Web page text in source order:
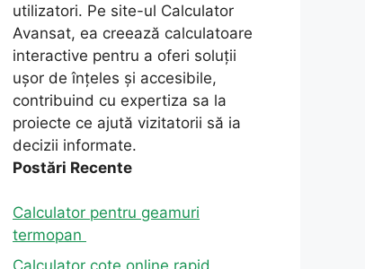
utilizatori. Pe site-ul Calculator
Avansat, ea creează calculatoare
interactive pentru a oferi soluții
ușor de înțeles și accesibile,
contribuind cu expertiza sa la
proiecte ce ajută vizitatorii să ia
decizii informate.
Postări Recente
Calculator pentru geamuri
termopan
Calculator cote online rapid